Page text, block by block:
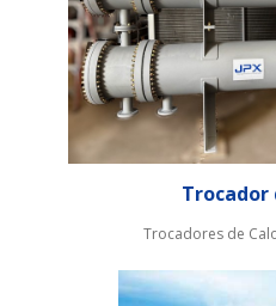
Trocador
Trocadores de